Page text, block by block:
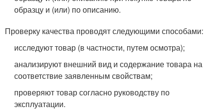
образцу и (или) по описанию.
Проверку качества проводят следующими способами:
исследуют товар (в частности, путем осмотра);
анализируют внешний вид и содержание товара на
соответствие заявленным свойствам;
проверяют товар согласно руководству по
эксплуатации.